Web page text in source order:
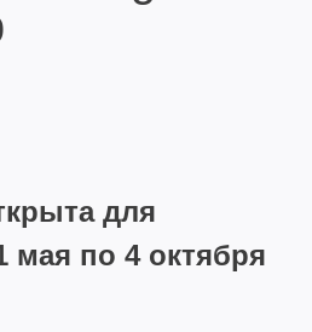
для
мая по 4 октября